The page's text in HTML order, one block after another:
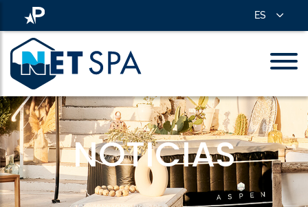
ES
NOTICIAS